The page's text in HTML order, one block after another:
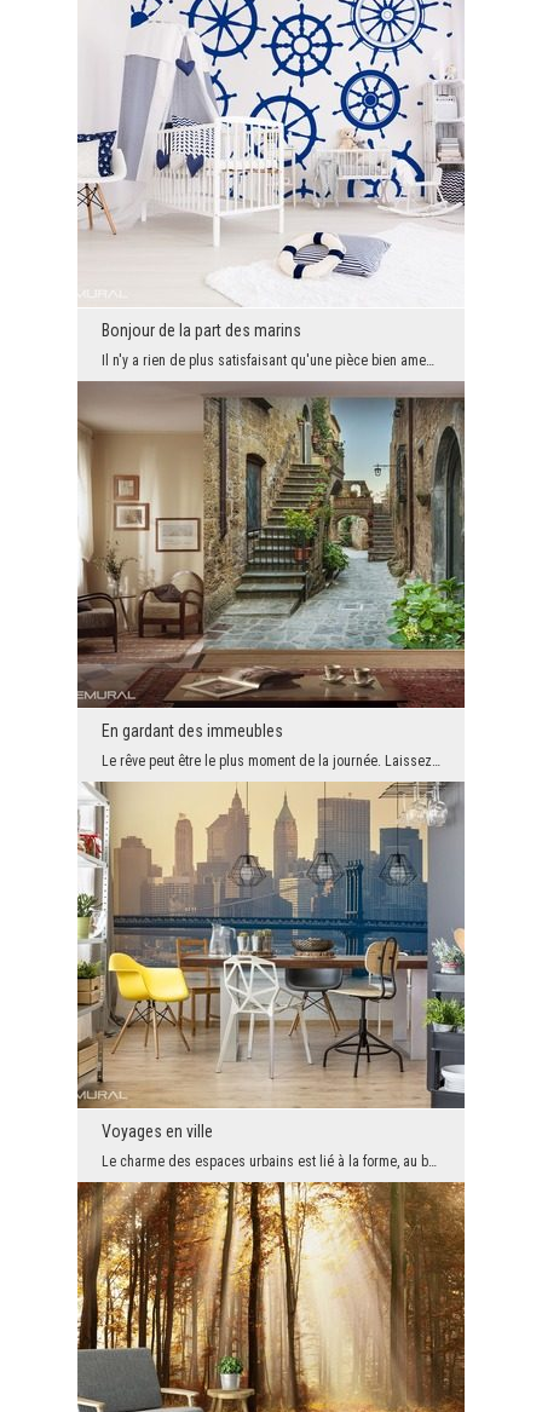
Bonjour de la part des marins
Il n'y a rien de plus satisfaisant qu'une pièce bien amenagée. Le design de la pièce où nous pass...
En gardant des immeubles
Le rêve peut être le plus moment de la journée. Laissez-vous emporter par ce design unique et cré...
Voyages en ville
Le charme des espaces urbains est lié à la forme, au bruit et à la façon de vivre. Si vous voulez...